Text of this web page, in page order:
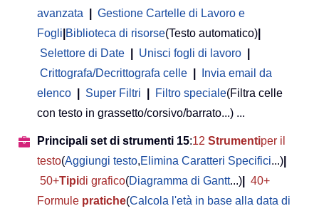
avanzata
Gestione Cartelle di Lavoro e
Fogli Biblioteca di risorse(Testo automatico)
Selettore di Date
Unisci fogli di lavoro
Crittografa/Decrittografa celle
Invia email da
elenco
Super Filtri Filtro speciale(Filtra celle
con testo in grassetto/corsivo/barrato...) ...
Principali set di strumenti 15:12 Strumentiper il
testo(Aggiungi testo,Elimina Caratteri Specifici...)
50+Tipidi grafico(Diagramma di Gantt...)
40+
Formule pratiche(Calcola l'età in base alla data di